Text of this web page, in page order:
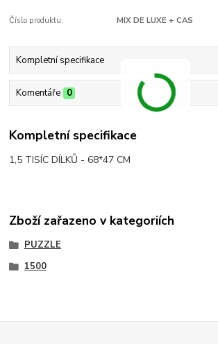
Číslo produktu: MIX DE LUXE + CAS
Kompletní specifikace
Komentáře 0
Kompletní specifikace
1,5 TISÍC DÍLKŮ - 68*47 CM
Zboží zařazeno v kategoriích
PUZZLE
1500